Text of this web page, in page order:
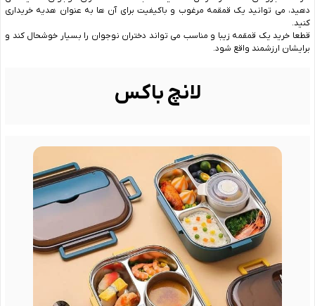
دهید، می توانید یک قمقمه مرغوب و باکیفیت برای آن ها به عنوان هدیه خریداری
کنید.
قطعا خرید یک قمقمه زیبا و مناسب می تواند دختران نوجوان را بسیار خوشحال کند و
برایشان ارزشمند واقع شود.
لانچ باکس